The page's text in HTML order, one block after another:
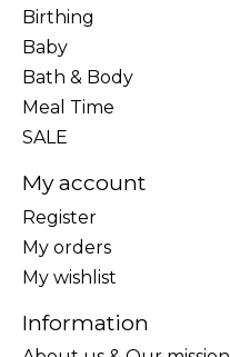
Birthing
Baby
Bath & Body
Meal Time
SALE
My account
Register
My orders
My wishlist
Information